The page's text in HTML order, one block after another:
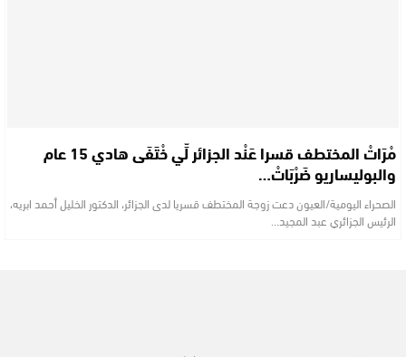
مْرَاتْ المختطف قسرا عَنْد الجزائر لِّي خْتَفَى هادي 15 عام
والبوليساريو ضَرْبَاتْ…
الصحراء اليومية/العيون دعت زوجة المختطف قسريا لدى الجزائر، الدكتور الخليل أحمد ابريه،
الرئيس الجزائري عبد المجيد…